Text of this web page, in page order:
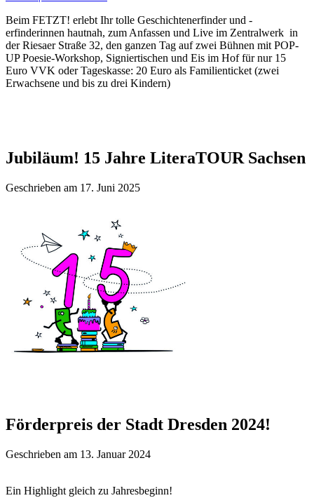
Beim FETZT! erlebt Ihr tolle Geschichtenerfinder und -
erfinderinnen hautnah, zum Anfassen und Live im Zentralwerk in
der Riesaer Straße 32, den ganzen Tag auf zwei Bühnen mit POP-
UP Poesie-Workshop, Signiertischen und Eis im Hof für nur 15
Euro VVK oder Tageskasse: 20 Euro als Familienticket (zwei
Erwachsene und bis zu drei Kindern)
Jubiläum! 15 Jahre LiteraTOUR Sachsen
Geschrieben am 17. Juni 2025
Förderpreis der Stadt Dresden 2024!
Geschrieben am 13. Januar 2024
Ein Highlight gleich zu Jahresbeginn!